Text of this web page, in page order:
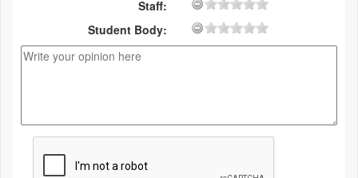
Staff:
Student Body: